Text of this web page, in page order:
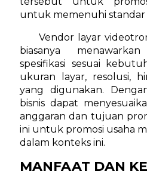
untuk memenuhi
Vendor layar
biasanya
spesifikasi sesuai
ukuran layar, resolusi,
yang digunakan.
bisnis dapat
anggaran dan tujuan
ini untuk promosi usaha
dalam konteks ini.
MANFAAT DAN